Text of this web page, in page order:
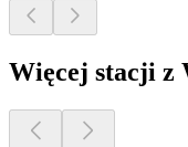
Więcej stacji z